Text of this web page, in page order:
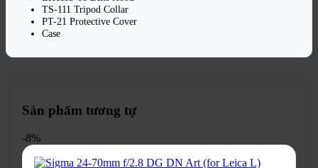
TS-111 Tripod Collar
PT-21 Protective Cover
Case
Sản phẩm tương tự
-8%